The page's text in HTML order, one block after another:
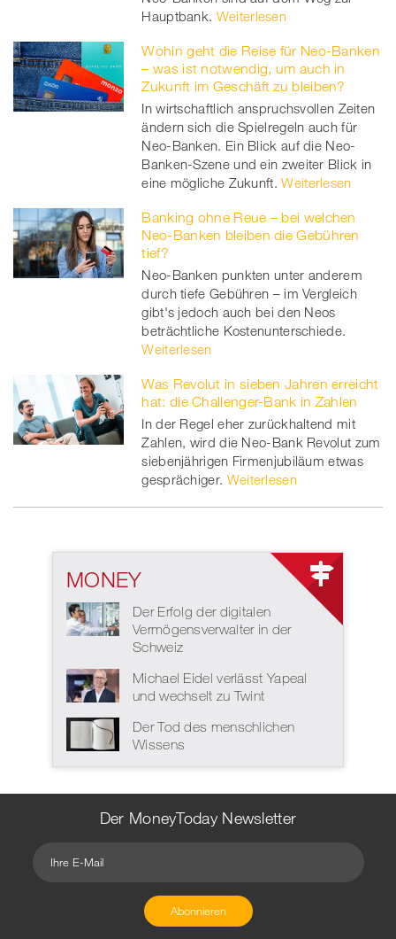
Hauptbank. Weiterlesen
Wohin geht die Reise für Neo-Banken
– was ist notwendig, um auch in
Zukunft im Geschäft zu bleiben?
In wirtschaftlich anspruchsvollen Zeiten
ändern sich die Spielregeln auch für
Neo-Banken. Ein Blick auf die Neo-
Banken-Szene und ein zweiter Blick in
eine mögliche Zukunft. Weiterlesen
Banking ohne Reue – bei welchen
Neo-Banken bleiben die Gebühren
tief?
Neo-Banken punkten unter anderem
durch tiefe Gebühren – im Vergleich
gibt's jedoch auch bei den Neos
beträchtliche Kostenunterschiede.
Weiterlesen
Was Revolut in sieben Jahren erreicht
hat: die Challenger-Bank in Zahlen
In der Regel eher zurückhaltend mit
Zahlen, wird die Neo-Bank Revolut zum
siebenjährigen Firmenjubiläum etwas
gesprächiger. Weiterlesen
MONEY
Der Erfolg der digitalen
Vermögensverwalter in der
Schweiz
Michael Eidel verlässt Yapeal
und wechselt zu Twint
Der Tod des menschlichen
Wissens
Der MoneyToday Newsletter